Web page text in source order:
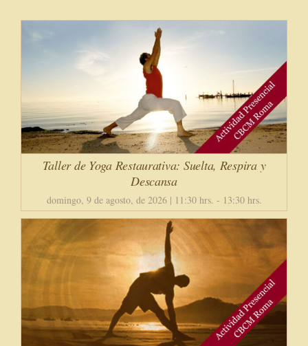
Taller de Yoga Restaurativa: Suelta, Respira y
Descansa
domingo, 9 de agosto, de 2026 | 11:30 hrs. - 13:30 hrs.